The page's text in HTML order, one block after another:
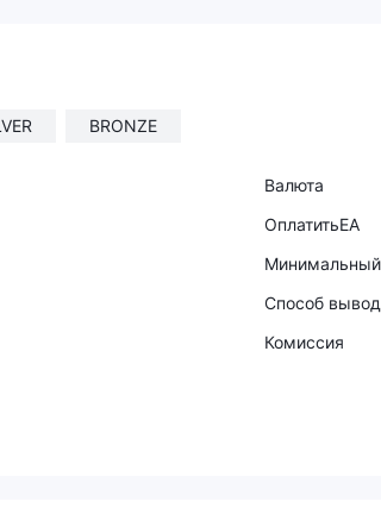
BRONZE
Валюта
ОплатитьEA
Способ
Комиссия